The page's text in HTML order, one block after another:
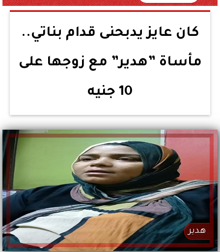
كان عايز يدبحنى قدام بناتي..
مأساة ”هدير” مع زوجها على
10 جنيه
هدير